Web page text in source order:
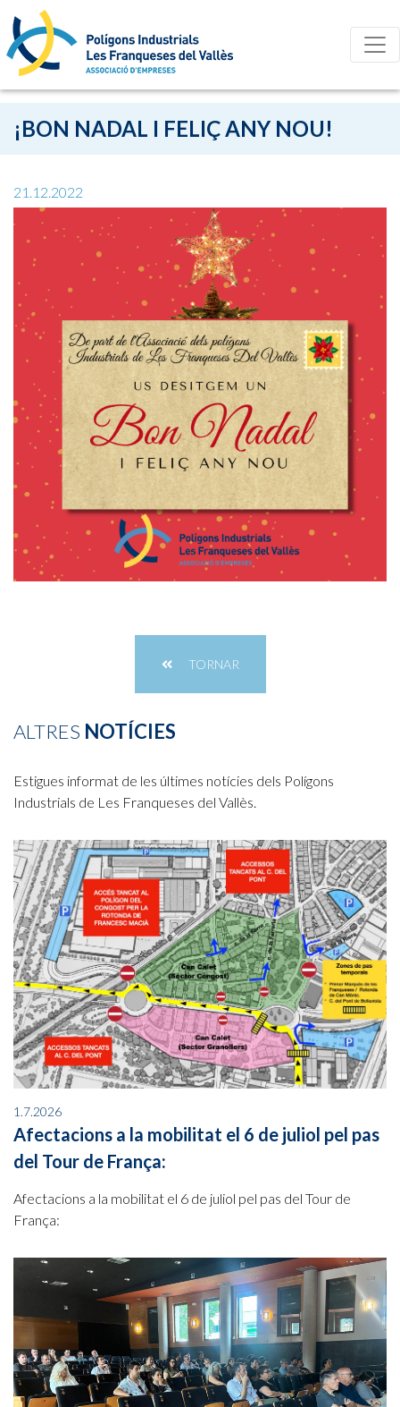
¡BON NADAL I FELIÇ ANY NOU!
21.12.2022
TORNAR
ALTRES NOTÍCIES
Estigues informat de les últimes notícies dels Polígons
Industrials de Les Franqueses del Vallès.
1.7.2026
Afectacions a la mobilitat el 6 de juliol pel pas
del Tour de França:
Afectacions a la mobilitat el 6 de juliol pel pas del Tour de
França: